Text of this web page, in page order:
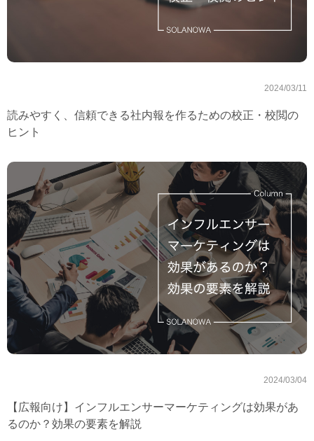
2024/03/11
読みやすく、信頼できる社内報を作るための校正・校閲の
ヒント
2024/03/04
【広報向け】インフルエンサーマーケティングは効果があ
るのか？効果の要素を解説